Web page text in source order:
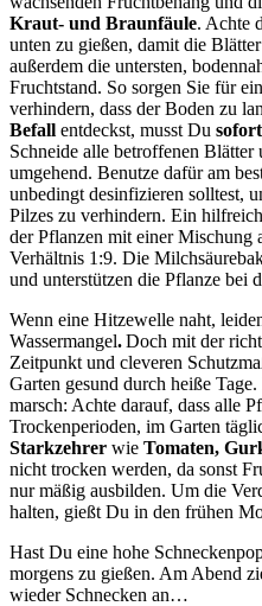
Kraut- und Braunfäule. Achte
unten zu gießen, damit die
außerdem die untersten,
Fruchtstand. So sorgen Sie für
verhindern, dass der Boden zu
Befall entdeckst, musst Du
Schneide alle betroffenen Blätter
umgehend. Benutze dafür am
unbedingt desinfizieren solltest,
Pilzes zu verhindern. Ein
der Pflanzen mit einer Mischung
Verhältnis 1:9. Die
und unterstützen die Pflanze bei
Wenn eine Hitzewelle naht,
Wassermangel.Doch mit der
Zeitpunkt und cleveren
Garten gesund durch heiße
marsch: Achte darauf, dass alle
Trockenperioden, im Garten
Starkzehrer wie Tomaten,
nicht trocken werden, da sonst
nur mäßig ausbilden. Um die
halten, gießt Du in den frühen
Hast Du eine hohe
morgens zu gießen. Am Abend
wieder Schnecken an…